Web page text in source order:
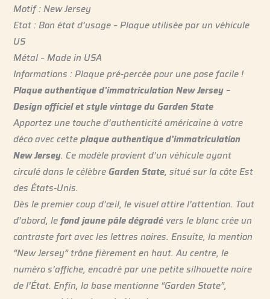
Motif : New Jersey
Etat : Bon état d’usage – Plaque utilisée par un véhicule
US
Métal – Made in USA
Informations : Plaque pré-percée pour une pose facile !
Plaque authentique d’immatriculation New Jersey –
Design officiel et style vintage du Garden State
Apportez une touche d’authenticité américaine à votre
déco avec cetteplaque authentique d’immatriculation
New Jersey. Ce modèle provient d’un véhicule ayant
circulé dans le célèbreGarden State, situé sur la côte Est
des États-Unis.
Dès le premier coup d’œil, le visuel attire l’attention. Tout
d’abord, le fond jaune pâle dégradé vers le blanc crée un
contraste fort avec les lettres noires. Ensuite, la mention
“New Jersey” trône fièrement en haut. Au centre, le
numéro s’affiche, encadré par une petite silhouette noire
de l’État. Enfin, la base mentionne “Garden State”,